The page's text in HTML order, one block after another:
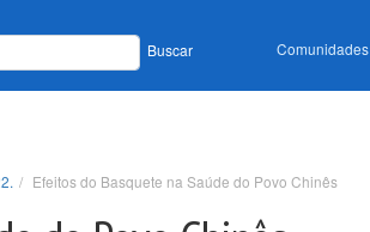
Buscar Comunidades
Efeitos do Basquete na Saúde do Povo Chinês